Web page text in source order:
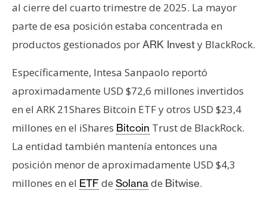
al cierre del cuarto trimestre de 2025. La mayor
parte de esa posición estaba concentrada en
productos gestionados porARK Investy BlackRock.
Específicamente, Intesa Sanpaolo reportó
aproximadamente USD $72,6 millones invertidos
en el ARK 21Shares Bitcoin ETF y otros USD $23,4
millones en el iShares Bitcoin Trust de BlackRock.
La entidad también mantenía entonces una
posición menor de aproximadamente USD $4,3
millones en el ETF de Solana de Bitwise.